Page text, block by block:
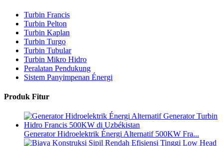
Turbin Francis
Turbin Pelton
Turbin Kaplan
Turbin Turgo
Turbin Tubular
Turbin Mikro Hidro
Peralatan Pendukung
Sistem Panyimpenan Énergi
Produk Fitur
Generator Hidroelektrik Énergi Alternatif 500KW Fra...